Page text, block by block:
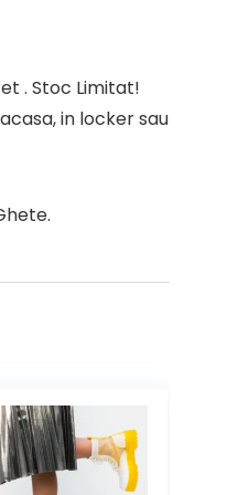
. Stoc Limitat!
in locker sau